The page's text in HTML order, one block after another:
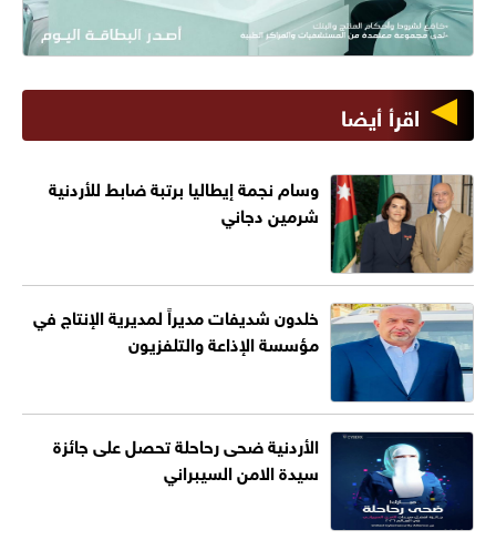
اقرأ أيضا
وسام نجمة إيطاليا برتبة ضابط للأردنية
شرمين دجاني
خلدون شديفات مديراً لمديرية الإنتاج في
مؤسسة الإذاعة والتلفزيون
الأردنية ضحى رحاحلة تحصل على جائزة
سيدة الامن السيبراني